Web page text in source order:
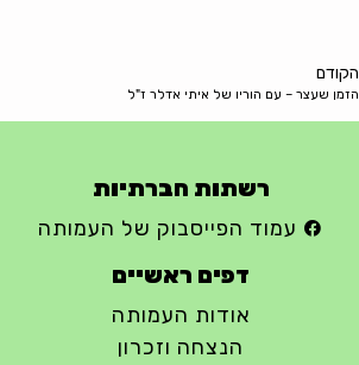
הקודם
הזמן שעצר – עם הוריו של איתי אדלר ז"ל
רשתות חברתיות
עמוד הפייסבוק של העמותה
דפים ראשיים
אודות העמותה
הנצחה וזכרון